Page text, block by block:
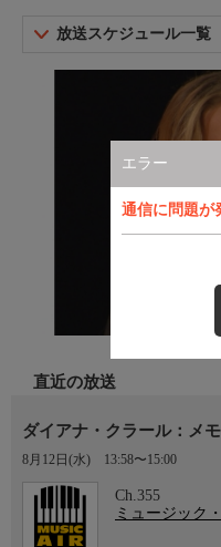
エラー
通信に問題が
放送スケジュール一覧
直近の放送
ダイアナ・クラール：メ
8月12日(水) 13:58〜15:00
Ch.355
ミュージック